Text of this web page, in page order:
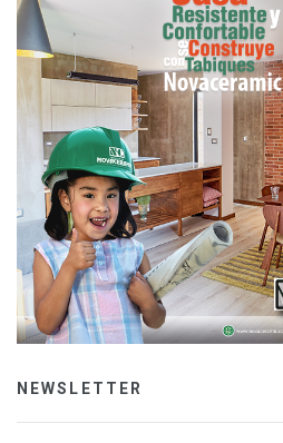
NEWSLETTER